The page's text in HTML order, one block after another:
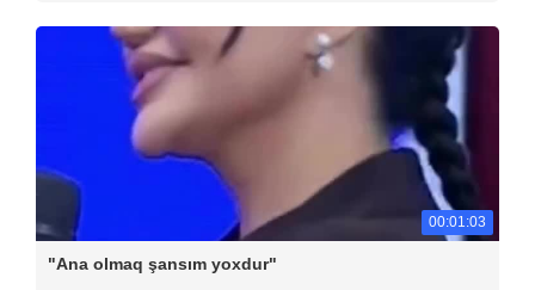
00:01:03
"Ana olmaq şansım yoxdur"